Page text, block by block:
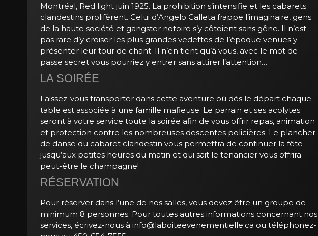
Montréal, Red light juin 1925. La prohibition s’intensifie et les cabarets
clandestins prolifèrent. Celui d’Angelo Calleta frappe l’imaginaire, gens
de la haute société et gangster notoire s’y côtoient sans gêne. Il n’est
pas rare d’y croiser les plus grandes vedettes de l’époque venues y
présenter leur tour de chant. Il n’en tient qu’à vous, avec le mot de
passe secret vous pourriez y entrer sans attirer l’attention…
LA SOIRÉE
Laissez-vous transporter dans cette aventure où dès le départ chaque
table est associée à une famille mafieuse. Le parrain et ses acolytes
seront à votre service toute la soirée afin de vous offrir repas, animation
et protection contre les nombreuses descentes policières. Le plancher
de danse du cabaret clandestin vous permettra de continuer la fête
jusqu’aux petites heures du matin et qui sait le tenancier vous offrira
peut-être le champagne!
RÉSERVATION
Pour réserver dans l’une de nos salles, vous devez être un groupe de
minimum 8 personnes. Pour toutes autres informations concernant nos
services, écrivez-nous à info@laboiteevenementielle.ca ou téléphonez-